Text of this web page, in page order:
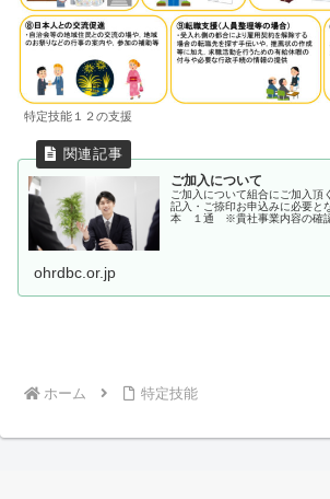
特定技能１２の支援
ご加入について
ご加入について組合にご加入頂
記入・ご捺印お申込みに必要
本 １通 ※貴社事業内容の確認
ohrdbc.or.jp
ホーム 特定技能